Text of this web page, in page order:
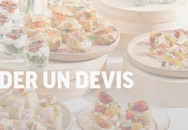
UN DEVIS